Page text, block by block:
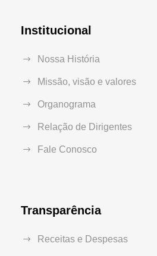
Institucional
Nossa História
Missão, visão e valores
Organograma
Relação de Dirigentes
Fale Conosco
Transparência
Receitas e Despesas